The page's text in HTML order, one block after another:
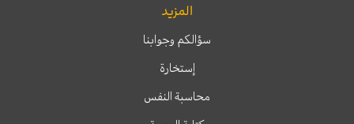
المزيد
سؤالكم وجوابنا
إستخارة
محاسبة النفس